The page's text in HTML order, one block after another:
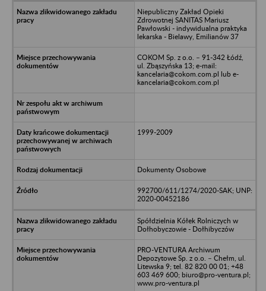
Niepubliczny Zakład Opieki
Zdrowotnej SANITAS Mariusz
Pawłowski - indywidualna praktyka
lekarska - Bielawy, Emilianów 37
COKOM Sp. z o.o. – 91-342 Łódź,
ul. Zbąszyńska 13; e-mail:
kancelaria@cokom.com.pl lub e-
kancelaria@cokom.com.pl
1999-2009
Dokumenty Osobowe
992700/611/1274/2020-SAK; UNP:
2020-00452186
Spółdzielnia Kółek Rolniczych w
Dołhobyczowie - Dołhibyczów
PRO-VENTURA Archiwum
Depozytowe Sp. z o.o. – Chełm, ul.
Litewska 9; tel. 82 820 00 01; +48
603 469 600; biuro@pro-ventura.pl;
www.pro-ventura.pl